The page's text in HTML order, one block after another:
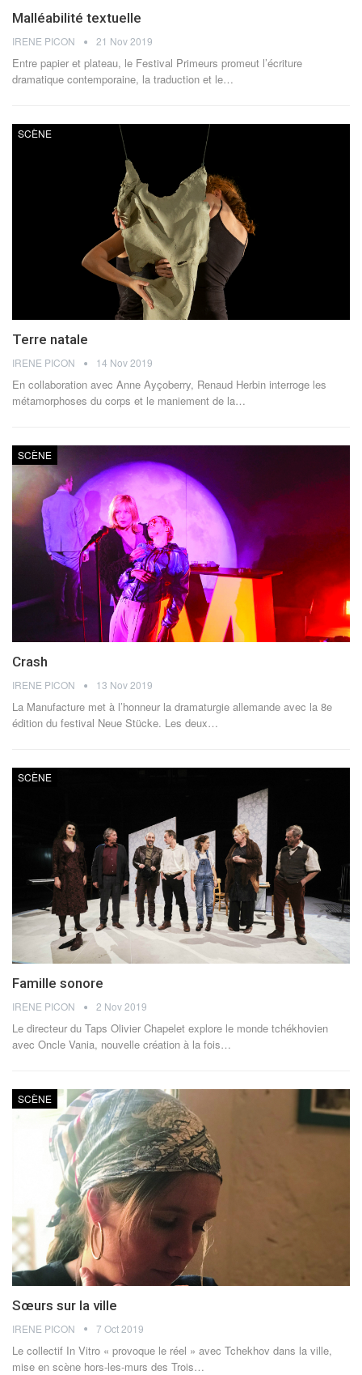
Malléabilité textuelle
IRENE PICON 21 Nov 2019
Entre papier et plateau, le Festival Primeurs promeut l’écriture
dramatique contemporaine, la traduction et le…
SCÈNE
Terre natale
IRENE PICON 14 Nov 2019
En collaboration avec Anne Ayçoberry, Renaud Herbin interroge les
métamorphoses du corps et le maniement de la…
SCÈNE
Crash
IRENE PICON 13 Nov 2019
La Manufacture met à l’honneur la dramaturgie allemande avec la 8e
édition du festival Neue Stücke. Les deux…
SCÈNE
Famille sonore
IRENE PICON 2 Nov 2019
Le directeur du Taps Olivier Chapelet explore le monde tchékhovien
avec Oncle Vania, nouvelle création à la fois…
SCÈNE
Sœurs sur la ville
IRENE PICON 7 Oct 2019
Le collectif In Vitro « provoque le réel » avec Tchekhov dans la ville,
mise en scène hors-les-murs des Trois…